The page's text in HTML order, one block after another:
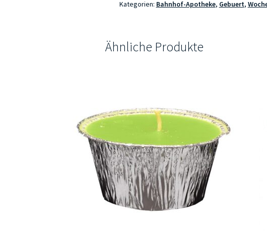
Kategorien: Bahnhof-Apotheke, Gebuert,
Ähnliche Produkte